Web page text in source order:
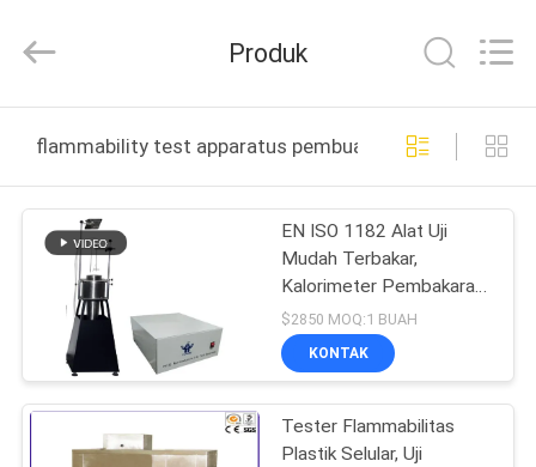
RUMAH
PRODUK
TAMPILAN
TENTANG
KAMI
INSTRUMENT
Rights
Produk
flammability test apparatus pembuatan online
EN ISO 1182 Alat Uji
Mudah Terbakar,
Kalorimeter Pembakaran
Mikro 1,5KVA
$2850 MOQ:1 BUAH
KONTAK
Tester Flammabilitas
Plastik Selular, Uji